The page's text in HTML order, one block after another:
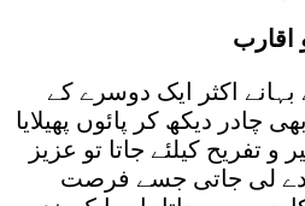
اقارب
بہانے اکثر ایک دوسرے کے
چادر دیکھ کر پائوں پھیلایا
و تفریح کیلئے جاتا تو عزیز
لی جاتی جسے فرصت